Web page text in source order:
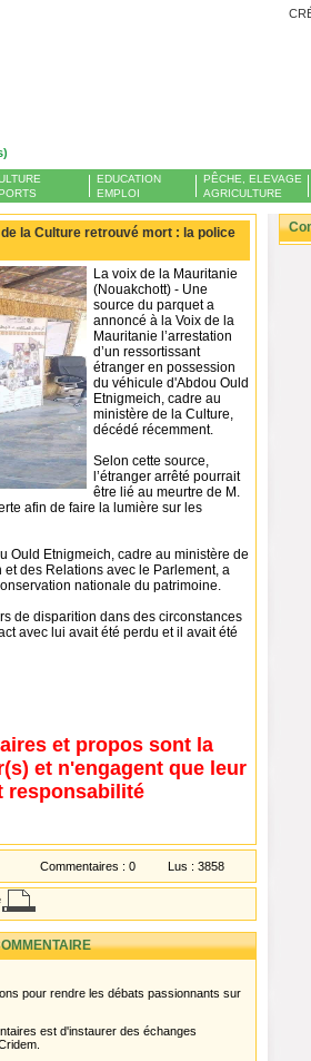
EDUCATION
EMPLOI
PÊCHE, ELEVAGE
AGRICULTURE
la Culture retrouvé mort : la police
La voix de la Mauritanie
(Nouakchott) - Une
source du parquet a
annoncé à la Voix de la
Mauritanie l’arrestation
d’un ressortissant
étranger en possession
du véhicule d'Abdou Ould
Etnigmeich, cadre au
ministère de la Culture,
décédé récemment.
Selon cette source,
l’étranger arrêté pourrait
être lié au meurtre de M.
afin de faire la lumière sur les
Ould Etnigmeich, cadre au ministère de
et des Relations avec le Parlement, a
nationale du patrimoine.
de disparition dans des circonstances
avec lui avait été perdu et il avait été
et propos sont la
et n'engagent que leur
responsabilité
Commentaires : 0 Lus : 3858
pour rendre les débats passionnants sur
est d'instaurer des échanges